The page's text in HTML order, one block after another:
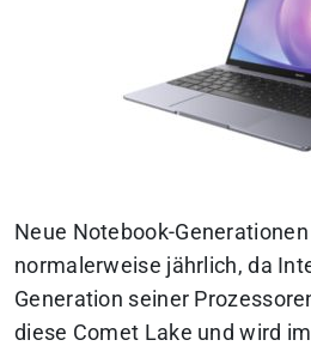
Neue Notebook-
normalerweise jährlich, da
Generation seiner
diese Comet Lake und wird